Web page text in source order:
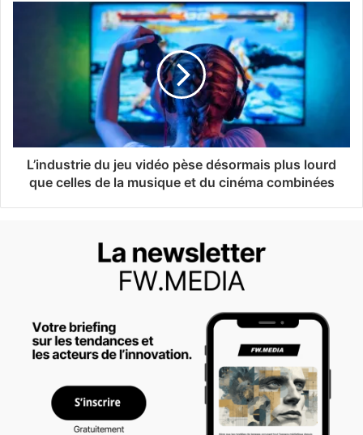
L’industrie du jeu vidéo pèse désormais plus lourd
que celles de la musique et du cinéma combinées